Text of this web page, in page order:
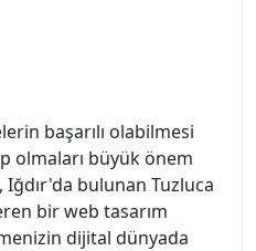
başarılı olabilmesi
olmaları büyük önem
Iğdır'da bulunan Tuzluca
bir web tasarım
dijital dünyada